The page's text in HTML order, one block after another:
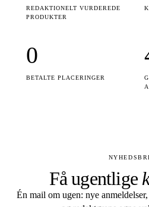
REDAKTIONELT VURDEREDE
PRODUKTER
0
BETALTE PLACERINGER
Få ugentlige
Én mail om ugen: nye